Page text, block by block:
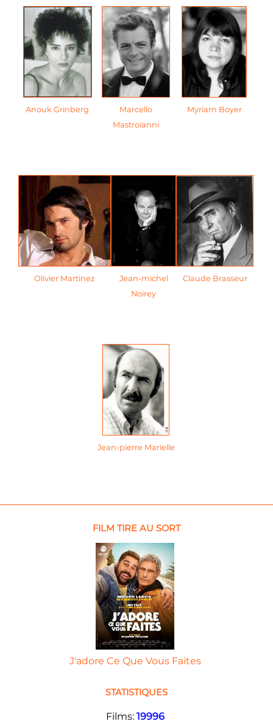
Anouk Grinberg
Marcello
Mastroianni
Myriam Boyer
Olivier Martinez
Jean-michel
Noirey
Claude Brasseur
Jean-pierre Marielle
FILM TIRE AU SORT
J'adore Ce Que Vous Faites
STATISTIQUES
Films: 19996